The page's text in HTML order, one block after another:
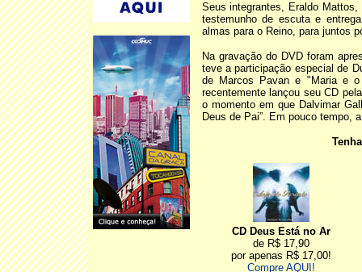
Seus integrantes, Eraldo
testemunho de escuta e
almas para o Reino, para juntos
Na gravação do DVD foram
teve a participação especial de
de Marcos Pavan e "Maria e o
recentemente lançou seu CD
o momento em que Dalvimar
Deus de Pai”. Em pouco tempo,
CD Deus Está no Ar
de R$ 17,90
por apenas R$ 17,00!
Compre AQUI!